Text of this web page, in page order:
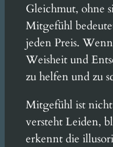
Gleichmut, ohne
Mitgefühl
jeden Preis.
Weisheit und
zu helfen und zu
Mitgefühl ist
versteht Leiden,
erkennt die